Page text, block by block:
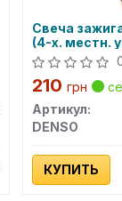
Свеча
(4-х. местн.
DENSO)
210 грн
Артикул:
DENSO
КУПИТЬ